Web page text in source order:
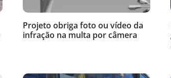
Projeto obriga foto ou vídeo da
infração na multa por câmera